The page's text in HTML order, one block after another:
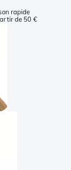
rapide
de 50 €